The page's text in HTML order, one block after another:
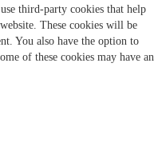
third-party cookies that help
These cookies will be
You also have the option to
of these cookies may have an